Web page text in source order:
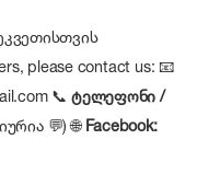
please contact us: 📧
📞 ტელეფონი /
💬) 🌐 Facebook: